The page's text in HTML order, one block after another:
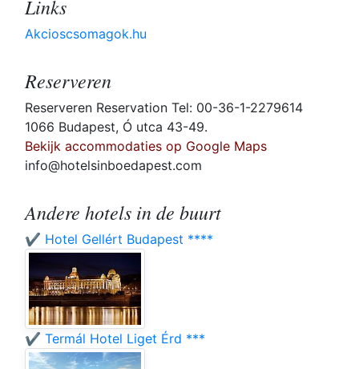
Links
Akcioscsomagok.hu
Reserveren
Reserveren Reservation Tel: 00-36-1-2279614
1066 Budapest, Ó utca 43-49.
Bekijk accommodaties op Google Maps
info@hotelsinboedapest.com
Andere hotels in de buurt
✔️ Hotel Gellért Budapest ****
✔️ Termál Hotel Liget Érd ***